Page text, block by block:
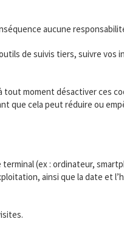
aucune
de suivis tiers, suivre vos
tout moment désactiver ces
que cela peut réduire ou
(ex : ordinateur,
ainsi que la date et